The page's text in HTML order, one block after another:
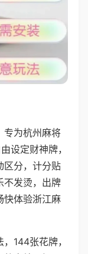
专为杭州麻将
设定财神牌，
区分，计分贴
不发烫，出牌
快体验浙江麻
144张花牌，